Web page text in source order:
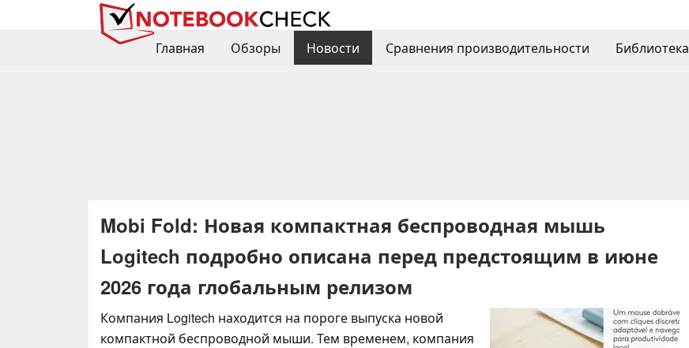
Главная
Обзоры Новости Сравнения производительности Библиотека
Mobi Fold: Новая компактная беспроводная мышь
Logitech подробно описана перед предстоящим в июне
2026 года глобальным релизом
Компания Logitech находится на пороге выпуска новой
компактной беспроводной мыши. Тем временем, компания